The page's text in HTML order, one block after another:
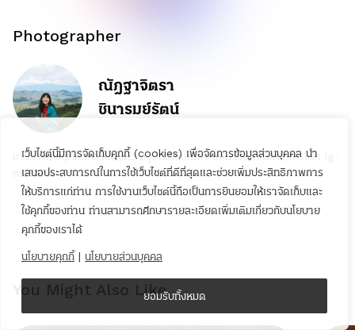
เว็บไซต์นี้มีการจัดเก็บคุกกี้ (cookies) เพื่อจัดการข้อมูลส่วนบุคคล นำ
เสนอประสบการณ์ในการใช้เว็บไซต์ที่ดีที่สุดและช่วยเพิ่มประสิทธิภาพการ
ให้บริการแก่ท่าน การใช้งานเว็บไซต์นี้ถือเป็นการยินยอมให้เราจัดเก็บและ
ใช้คุกกี้ของท่าน ท่านสามารถศึกษารายละเอียดเพิ่มเติมเกี่ยวกับนโยบาย
คุกกี้ของเราได้
นโยบายคุกกี้ | นโยบายส่วนบุคคล
ยอมรับทั้งหมด
Photographer
ณัฎฐาจิตรา
ชินารมย์รัตน์
ช่างภาพที่สนุกกับการแต่งตัว อยู่กับเสียงเพลง และหลงรักในความทรงจำ Ig :
mocfirst
You Might Also Like